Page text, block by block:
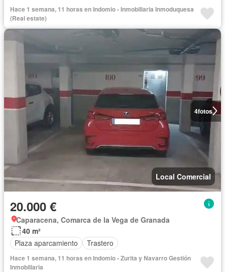
Hace 1 semana, 11 horas en Indomio - Inmobiliaria Inmoduquesa
(Real estate)
4fotos
Local Comercial
20.000 €
Caparacena, Comarca de la Vega de Granada
40 m²
Plaza aparcamiento
Trastero
Hace 1 semana, 11 horas en Indomio - Zurita y Navarro Gestión
Inmobiliaria